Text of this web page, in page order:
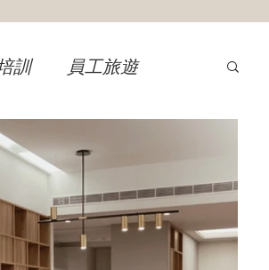
訓 員工旅遊